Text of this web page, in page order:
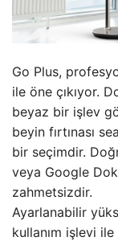
Go Plus,
ile öne çıkıyor.
beyaz bir işlev
beyin fırtınası
bir seçimdir.
veya Google
zahmetsizdir.
Ayarlanabilir
kullanım işlevi